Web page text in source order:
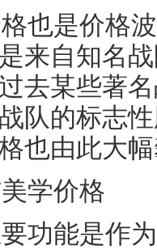
也是价格
来自知名
去某些著
队的标志
也由此大
学价格
功能是作